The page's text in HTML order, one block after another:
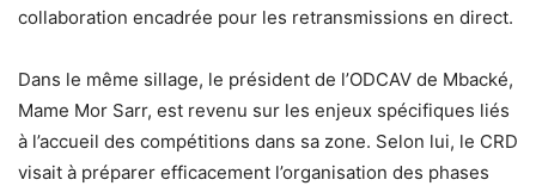
collaboration encadrée pour les retransmissions en direct.
Dans le même sillage, le président de l’ODCAV de Mbacké,
Mame Mor Sarr, est revenu sur les enjeux spécifiques liés
à l’accueil des compétitions dans sa zone. Selon lui, le CRD
visait à préparer efficacement l’organisation des phases